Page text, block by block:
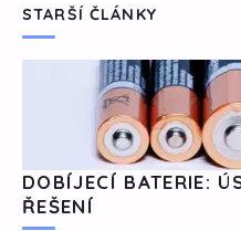
STARŠÍ ČLÁNKY
DOBÍJECÍ BATERIE:
ŘEŠENÍ